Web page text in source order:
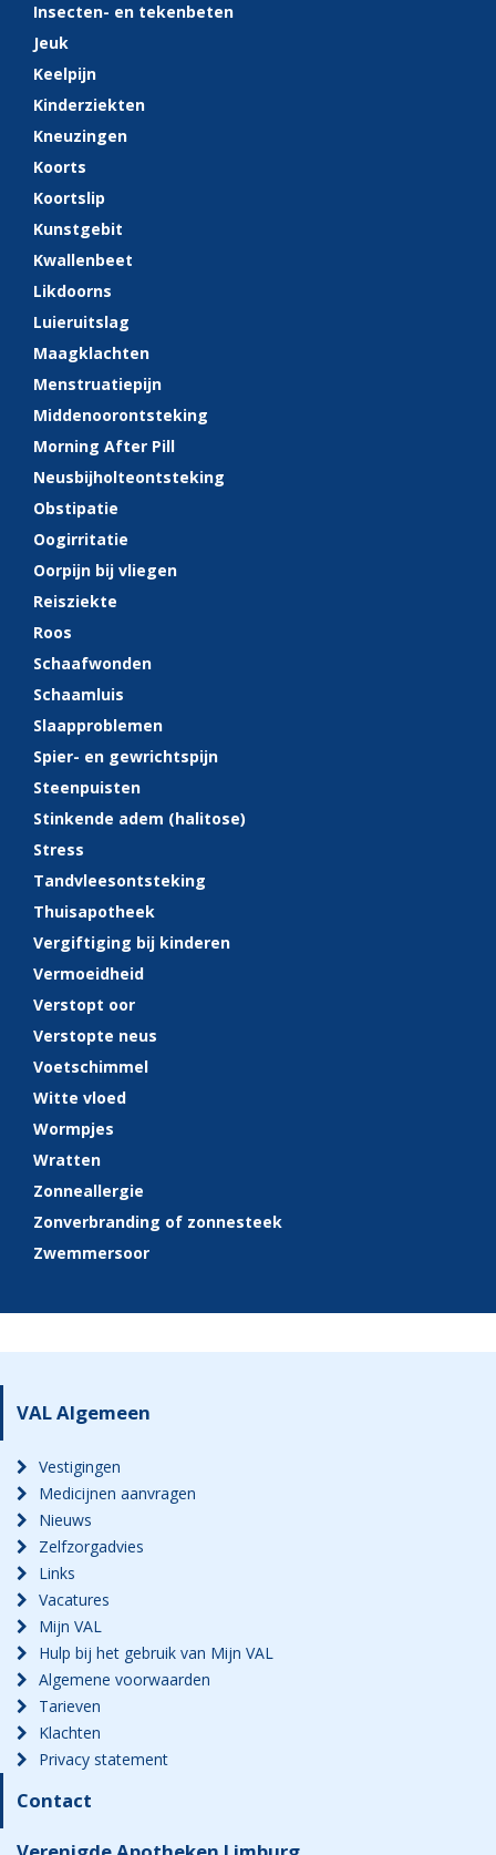
Insecten- en tekenbeten
Jeuk
Keelpijn
Kinderziekten
Kneuzingen
Koorts
Koortslip
Kunstgebit
Kwallenbeet
Likdoorns
Luieruitslag
Maagklachten
Menstruatiepijn
Middenoorontsteking
Morning After Pill
Neusbijholteontsteking
Obstipatie
Oogirritatie
Oorpijn bij vliegen
Reisziekte
Roos
Schaafwonden
Schaamluis
Slaapproblemen
Spier- en gewrichtspijn
Steenpuisten
Stinkende adem (halitose)
Stress
Tandvleesontsteking
Thuisapotheek
Vergiftiging bij kinderen
Vermoeidheid
Verstopt oor
Verstopte neus
Voetschimmel
Witte vloed
Wormpjes
Wratten
Zonneallergie
Zonverbranding of zonnesteek
Zwemmersoor
VAL Algemeen
Vestigingen
Medicijnen aanvragen
Nieuws
Zelfzorgadvies
Links
Vacatures
Mijn VAL
Hulp bij het gebruik van Mijn VAL
Algemene voorwaarden
Tarieven
Klachten
Privacy statement
Contact